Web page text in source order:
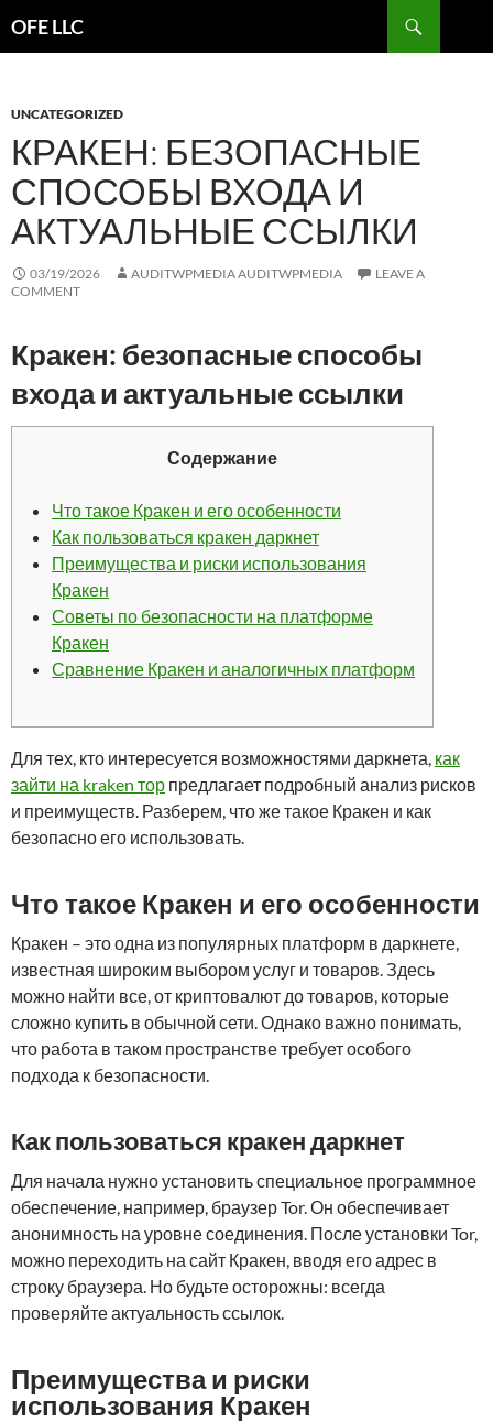
OFE LLC
UNCATEGORIZED
КРАКЕН: БЕЗОПАСНЫЕ
СПОСОБЫ ВХОДА И
АКТУАЛЬНЫЕ ССЫЛКИ
03/19/2026 AUDITWPMEDIA AUDITWPMEDIA
LEAVE A
COMMENT
Кракен: безопасные способы
входа и актуальные ссылки
Содержание
Что такое Кракен и его особенности
Как пользоваться кракен даркнет
Преимущества и риски использования
Кракен
Советы по безопасности на платформе
Кракен
Сравнение Кракен и аналогичных платформ
Для тех, кто интересуется возможностями даркнета, как
зайти на kraken тор предлагает подробный анализ рисков
и преимуществ. Разберем, что же такое Кракен и как
безопасно его использовать.
Что такое Кракен и его особенности
Кракен – это одна из популярных платформ в даркнете,
известная широким выбором услуг и товаров. Здесь
можно найти все, от криптовалют до товаров, которые
сложно купить в обычной сети. Однако важно понимать,
что работа в таком пространстве требует особого
подхода к безопасности.
Как пользоваться кракен даркнет
Для начала нужно установить специальное программное
обеспечение, например, браузер Tor. Он обеспечивает
анонимность на уровне соединения. После установки Tor,
можно переходить на сайт Кракен, вводя его адрес в
строку браузера. Но будьте осторожны: всегда
проверяйте актуальность ссылок.
Преимущества и риски
использования Кракен